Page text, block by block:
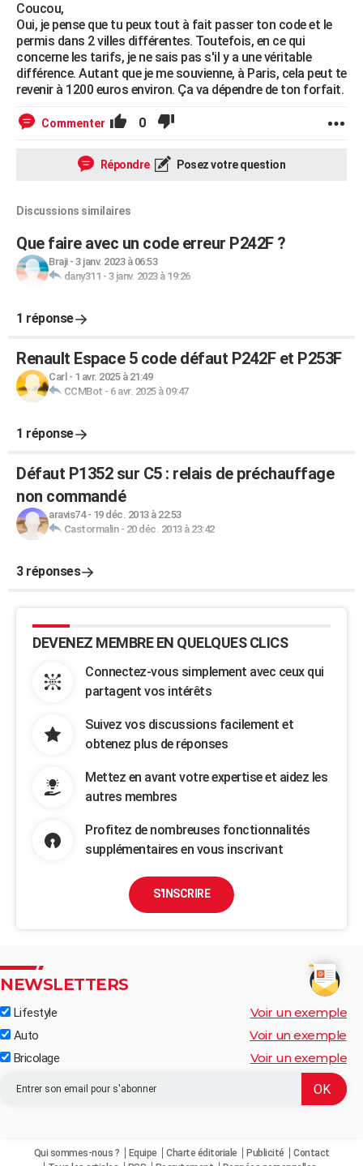
Coucou,
Oui, je pense que tu peux tout à fait passer ton code et le
permis dans 2 villes différentes. Toutefois, en ce qui
concerne les tarifs, je ne sais pas s'il y a une véritable
différence. Autant que je me souvienne, à Paris, cela peut te
revenir à 1200 euros environ. Ça va dépendre de ton forfait.
Commenter 0
Répondre Posez votre question
Discussions similaires
Que faire avec un code erreur P242F ?
Braji- 3 janv. 2023 à 06:53
dany311 - 3 janv. 2023 à 19:26
1 réponse
Renault Espace 5 code défaut P242F et P253F
Carl - 1 avr. 2025 à 21:49
CCMBot - 6 avr. 2025 à 09:47
1 réponse
Défaut P1352 sur C5 : relais de préchauffage
non commandé
aravis74- 19 déc. 2013 à 22:53
Castormalin- 20 déc. 2013 à 23:42
3 réponses
DEVENEZ MEMBRE EN QUELQUES CLICS
Connectez-vous simplement avec ceux qui
partagent vos intérêts
Suivez vos discussions facilement et
obtenez plus de réponses
Mettez en avant votre expertise et aidez les
autres membres
Profitez de nombreuses fonctionnalités
supplémentaires en vous inscrivant
S'INSCRIRE
NEWSLETTERS
Lifestyle Voir un exemple
Auto Voir un exemple
Bricolage Voir un exemple
Qui sommes-nous ? Equipe Charte éditoriale Publicité
Contact